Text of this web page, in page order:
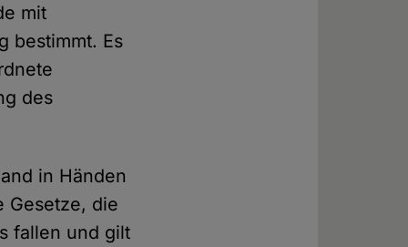
mit
bestimmt. Es
des
in Händen
Gesetze, die
fallen und gilt